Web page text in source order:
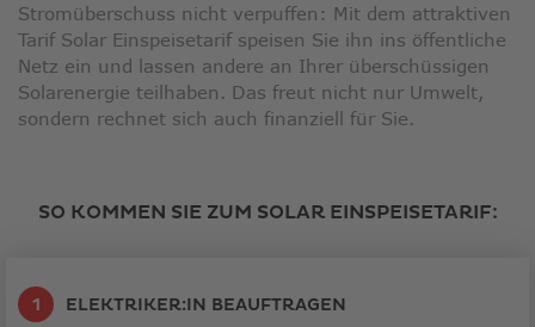
Stromüberschuss nicht verpuffen: Mit dem attraktiven
Tarif Solar Einspeisetarif speisen Sie ihn ins öffentliche
Netz ein und lassen andere an Ihrer überschüssigen
Solarenergie teilhaben. Das freut nicht nur Umwelt,
sondern rechnet sich auch finanziell für Sie.
SO KOMMEN SIE ZUM SOLAR EINSPEISETARIF:
ELEKTRIKER:IN BEAUFTRAGEN